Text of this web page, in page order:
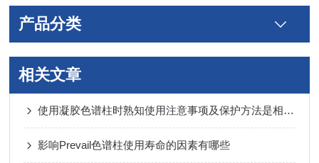
产品分类
相关文章
使用凝胶色谱柱时熟知使用注意事项及保护方法是相当重要的
影响Prevail色谱柱使用寿命的因素有哪些